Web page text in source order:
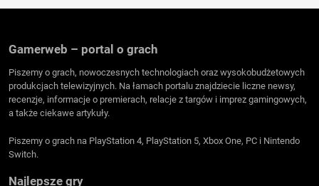
Gamerweb – portal o grach
Piszemy o grach, nowoczesnych technologiach oraz wysokobudżetowych
produkcjach telewizyjnych. Na łamach portalu znajdziecie liczne newsy,
recenzje, informacje o premierach, relacje z targów i imprez gamingowych,
a także ciekawe artykuły.
Piszemy o grach na PlayStation 4, PlayStation 5, Xbox One, PC i Nintendo
Switch.
Najlepsze gry